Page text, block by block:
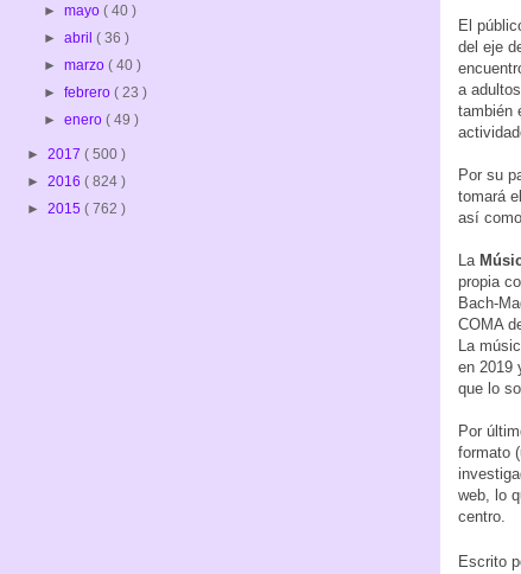
El
del eje
a adultos.
también
Por su
tomará
así
La
propia
Bach-
COMA
La
en 2019
que lo
Por
formato
web, lo
centro.
Escrito
►mayo( 40 )
►abril( 36 )
►marzo( 40 )
►febrero( 23 )
►enero( 49 )
► 2017 ( 500 )
► 2016 ( 824 )
► 2015 ( 762 )